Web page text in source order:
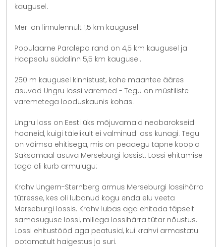
kaugusel.
Meri on linnulennult 1,5 km kaugusel
Populaarne Paralepa rand on 4,5 km kaugusel ja
Haapsalu südalinn 5,5 km kaugusel.
250 m kaugusel kinnistust, kohe maantee ääres
asuvad Ungru lossi varemed - Tegu on müstiliste
varemetega looduskaunis kohas.
Ungru loss on Eesti üks mõjuvamaid neobarokseid
hooneid, kuigi täielikult ei valminud loss kunagi. Tegu
on võimsa ehitisega, mis on peaaegu täpne koopia
Saksamaal asuva Merseburgi lossist. Lossi ehitamise
taga oli kurb armulugu:
Krahv Ungern-Sternberg armus Merseburgi lossihärra
tütresse, kes oli lubanud kogu enda elu veeta
Merseburgi lossis. Krahv lubas aga ehitada täpselt
samasuguse lossi, millega lossihärra tütar nõustus.
Lossi ehitustööd aga peatusid, kui krahvi armastatu
ootamatult haigestus ja suri.